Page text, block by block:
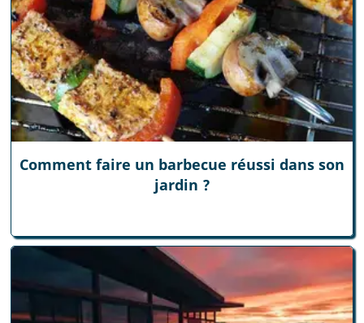
Comment faire un barbecue réussi dans son
jardin ?